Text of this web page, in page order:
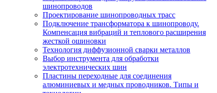
шинопроводов
Проектирование шинопроводных трасс
Подключение трансформатора к шинопроводу.
Компенсация вибраций и теплового расширения
жесткой ошиновки
Технология диффузионной сварки металлов
Выбор инструмента для обработки
электротехнических шин
Пластины переходные для соединения
алюминиевых и медных проводников. Типы и